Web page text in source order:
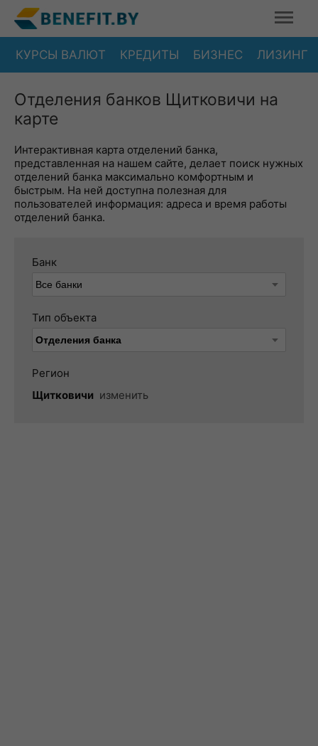
КУРСЫ ВАЛЮТ КРЕДИТЫ БИЗНЕС ЛИЗИНГ
Отделения банков Щитковичи на
карте
Интерактивная карта отделений банка,
представленная на нашем сайте, делает поиск нужных
отделений банка максимально комфортным и
быстрым. На ней доступна полезная для
пользователей информация: адреса и время работы
отделений банка.
Банк
Тип объекта
Регион
Щитковичи изменить